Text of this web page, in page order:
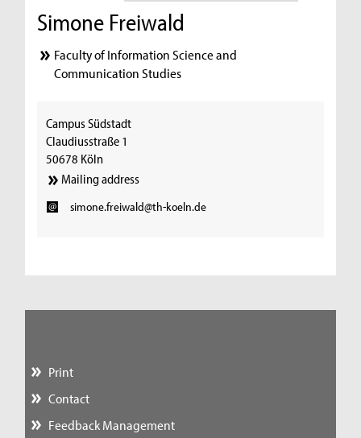
Simone Freiwald
Faculty of Information Science and
Communication Studies
Campus Südstadt
Claudiusstraße 1
50678 Köln
Mailing address
simone.freiwald@th-koeln.de
Print
Contact
Feedback Management